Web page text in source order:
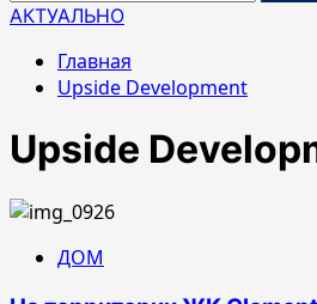
АКТУАЛЬНО
Главная
Upside Development
Upside
ДОМ